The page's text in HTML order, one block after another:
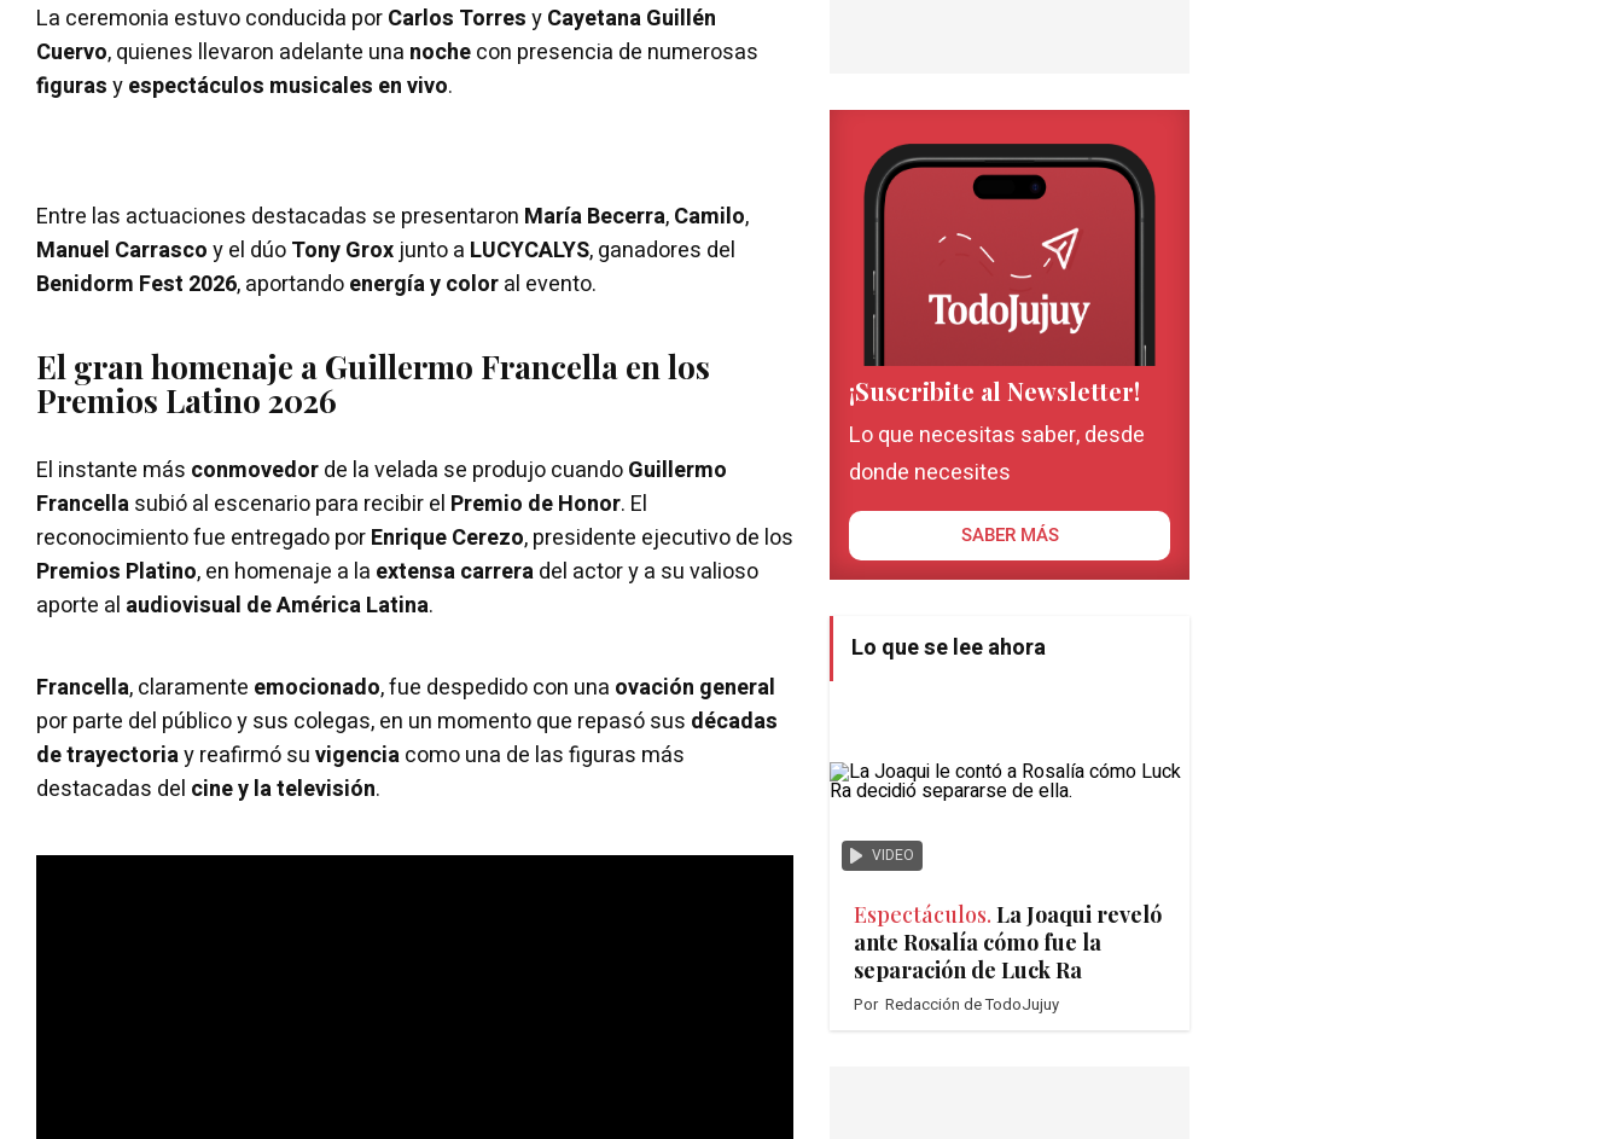
La ceremonia estuvo conducida porCarlos TorresyCayetana Guillén
Cuervo, quienes llevaron adelante una nochecon presencia de numerosas
figurasyespectáculos musicales en vivo.
Entre las actuaciones destacadas se presentaron María Becerra,Camilo,
Manuel Carrascoy el dúoTony Grox junto a LUCYCALYS, ganadores del
Benidorm Fest 2026, aportandoenergía y coloral evento.
El gran homenaje a Guillermo Francella en los
Premios Latino 2026
El instante más conmovedorde la velada se produjo cuandoGuillermo
Francellasubió al escenario para recibir el Premio de Honor. El
reconocimiento fue entregado porEnrique Cerezo, presidente ejecutivo de los
Premios Platino, en homenaje a la extensa carreradel actor y a su valioso
aporte al audiovisual de América Latina.
Francella, claramente emocionado, fue despedido con una ovación general
por parte del público y sus colegas, en un momento que repasó sus décadas
de trayectoriay reafirmó suvigenciacomo una de las figuras más
destacadas del cine y la televisión.
¡Suscribite al Newsletter!
Lo que necesitas saber, desde
donde necesites
SABER MÁS
Lo que se lee ahora
VIDEO
Espectáculos. La Joaqui reveló
ante Rosalía cómo fue la
separación de Luck Ra
Por Redacción de TodoJujuy